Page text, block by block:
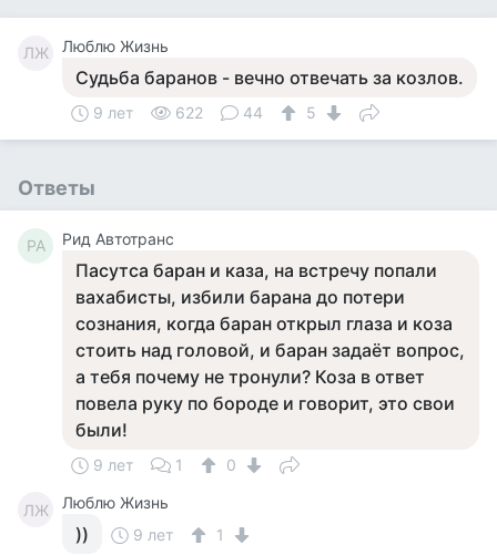
ЛЖ Люблю Жизнь
Судьба баранов - вечно отвечать за козлов.
9 лет 622 44 5
Ответы
РА Рид Автотранс
Пасутса баран и каза, на встречу попали
вахабисты, избили барана до потери
сознания, когда баран открыл глаза и коза
стоить над головой, и баран задаёт вопрос,
а тебя почему не тронули? Коза в ответ
повела руку по бороде и говорит, это свои
были!
9 лет 1 0
ЛЖ Люблю Жизнь
)) 9 лет 1